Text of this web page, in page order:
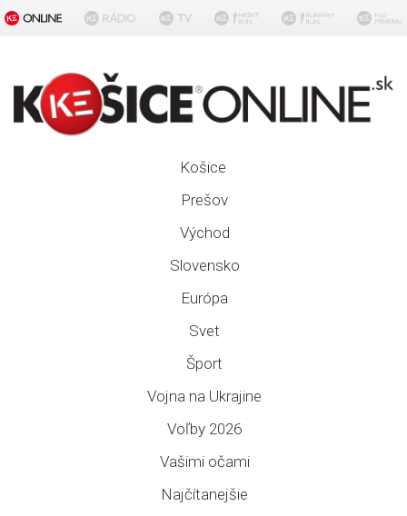
Košice
Prešov
Východ
Slovensko
Európa
Svet
Šport
Vojna na Ukrajine
Voľby 2026
Vašimi očami
Najčítanejšie